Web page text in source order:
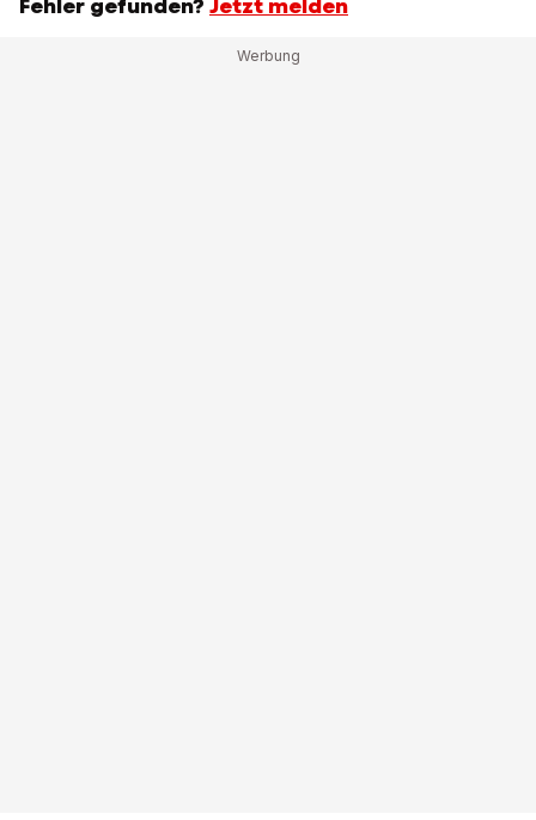
Fehler gefunden? Jetzt melden